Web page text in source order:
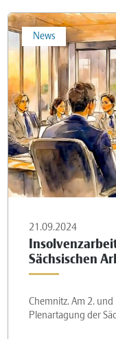
News
21.09.2024
Sächsischen
Chemnitz. Am 2.
Plenartagung der